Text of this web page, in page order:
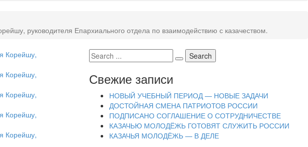
руководителя Епархиального отдела по взаимодействию с казачеством.
Свежие записи
НОВЫЙ УЧЕБНЫЙ ПЕРИОД — НОВЫЕ ЗАДАЧИ
ДОСТОЙНАЯ СМЕНА ПАТРИОТОВ РОССИИ
ПОДПИСАНО СОГЛАШЕНИЕ О СОТРУДНИЧЕСТВЕ
КАЗАЧЬЮ МОЛОДЁЖЬ ГОТОВЯТ СЛУЖИТЬ РОССИИ
КАЗАЧЬЯ МОЛОДЁЖЬ — В ДЕЛЕ